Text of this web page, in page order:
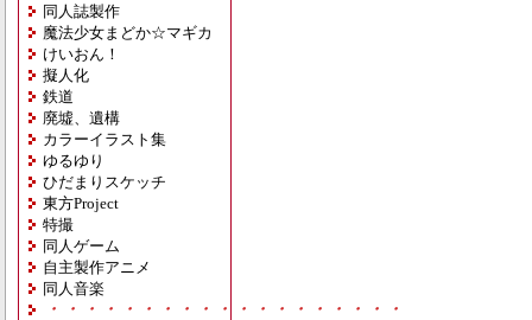
同人誌製作
魔法少女まどか☆マギカ
けいおん！
擬人化
鉄道
廃墟、遺構
カラーイラスト集
ゆるゆり
ひだまりスケッチ
東方Project
特撮
同人ゲーム
自主製作アニメ
同人音楽
・・・・・・・・・・・・・・・・・・・